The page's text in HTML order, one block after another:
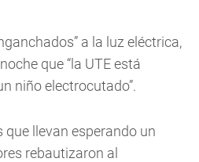
a la luz eléctrica,
que “la UTE está
niño electrocutado”.
llevan esperando un
rebautizaron al